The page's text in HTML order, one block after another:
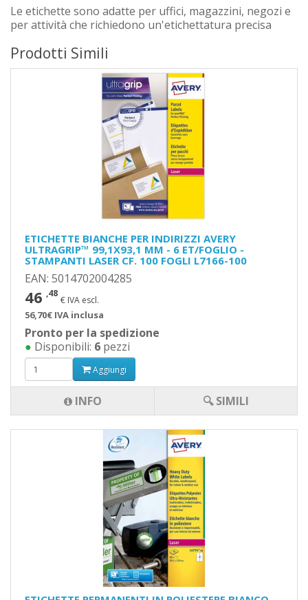
Le etichette sono adatte per uffici, magazzini, negozi e
per attività che richiedono un'etichettatura precisa
Prodotti Simili
ETICHETTE BIANCHE PER INDIRIZZI AVERY
ULTRAGRIP™ 99,1X93,1 MM - 6 ET/FOGLIO -
STAMPANTI LASER CF. 100 FOGLI L7166-100
EAN: 5014702004285
46 ,48
€ IVA escl.
56,70€ IVA inclusa
Pronto per la spedizione
● Disponibili: 6 pezzi
Aggiungi
INFO 🔍 SIMILI